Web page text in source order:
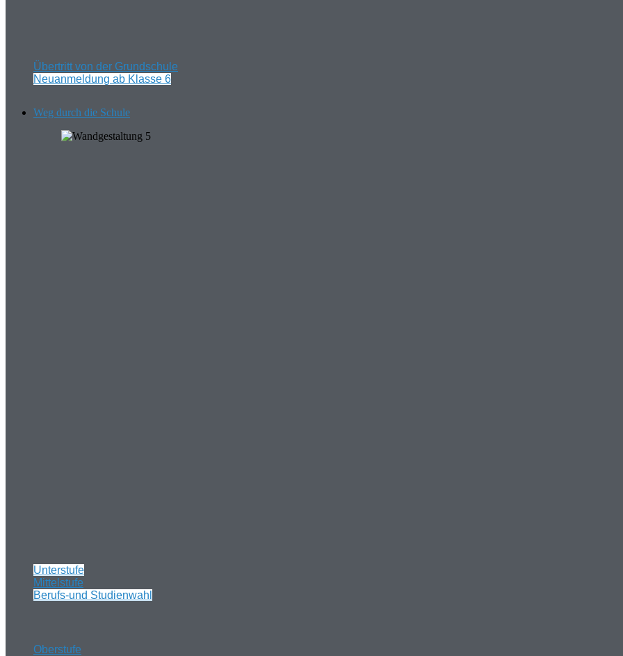
Übertritt von der Grundschule
Neuanmeldung ab Klasse 6
Weg durch die Schule
Unterstufe
Mittelstufe
Berufs-und Studienwahl
Oberstufe